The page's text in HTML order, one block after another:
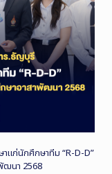
แก่นักศึกษาทีม “R-D-D”
ฒนา 2568